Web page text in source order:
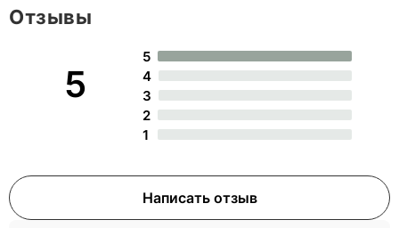
5
5
4
3
2
1
Написать отзыв
Отзывы